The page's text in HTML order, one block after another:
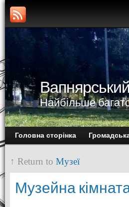
Найбільше
Головна сторінка
↑ Return to Музеї
Музейна